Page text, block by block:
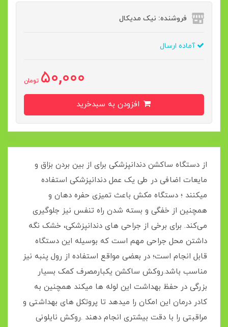
فروشنده: نیک مدیکال
آماده ارسال
50,000 تومان
از دستگاه ساکشن دندانپزشکی برای از بین بردن بزاق و
مایعات اضافی در طی یک عمل دندانپزشکی استفاده
میکنند ؛ دستگاه مکش باعث تمیزی حفره دهان و
همچنین از خفگی و بسته شدن راه تنفس نیز جلوگیری
می‌کند. برای برخی از جراحی های دندانپزشکی، خشک نگه
داشتن محل جراحی مهم است که بوسیله این دستگاه
قابل انجام است؛ در بعضی مواقع استفاده از رول پنبه نیز
مناسب باشد.روکش ساکشن یکبارمصرف کمک بسیار
بزرگی در حفظ بهداشت این لوله ها میکند همچنین به
کادر درمان این امکان را میدهد تا پروتکل های بهداشتی و
مراقبتی را با دقت بیشتری انجام دهند .روکش نایلونی